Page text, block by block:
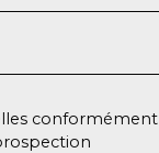
conformément